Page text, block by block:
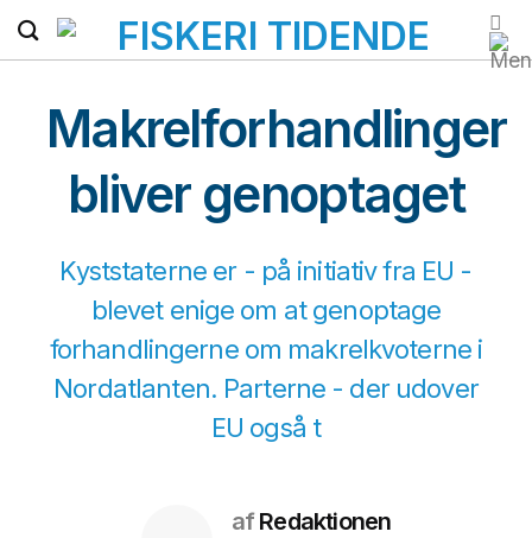
Fortsæt
Makrelforhandlinger
bliver genoptaget
Kyststaterne er - på initiativ fra EU -
blevet enige om at genoptage
forhandlingerne om makrelkvoterne i
Nordatlanten. Parterne - der udover
EU også t
afRedaktionen